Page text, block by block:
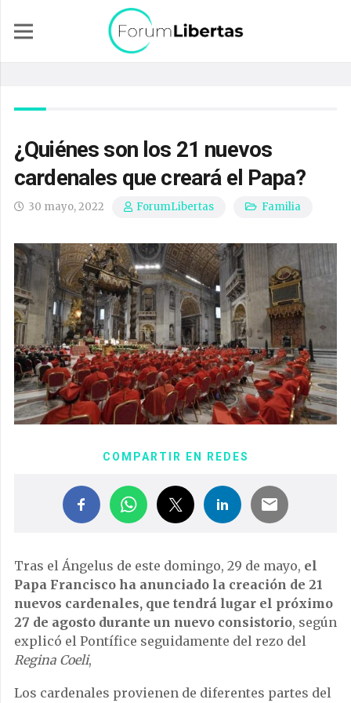
¿Quiénes son los 21 nuevos
cardenales que creará el Papa?
30 mayo, 2022 ForumLibertas Familia
COMPARTIR EN REDES
Tras el Ángelus de este domingo, 29 de mayo, el
Papa Francisco ha anunciado la creación de 21
nuevos cardenales, que tendrá lugar el próximo
27 de agosto durante un nuevo consistorio, según
explicó el Pontífice seguidamente del rezo del
Regina Coeli,
Los cardenales provienen de diferentes partes del